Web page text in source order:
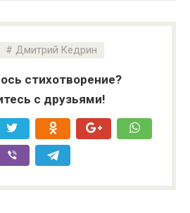
Дмитрий Кедрин
стихотворение?
с друзьями!